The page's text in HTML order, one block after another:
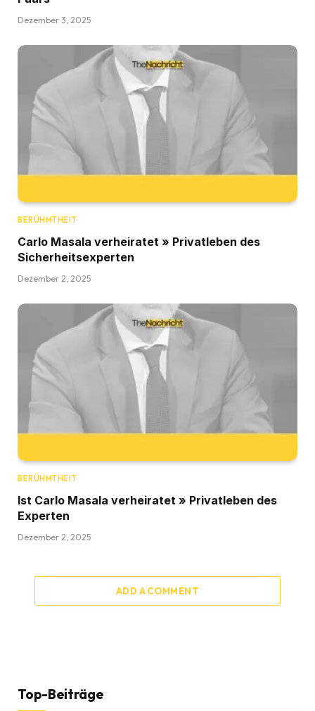
Dezember 3, 2025
BERÜHMTHEIT
Carlo Masala verheiratet » Privatleben des
Sicherheitsexperten
Dezember 2, 2025
BERÜHMTHEIT
Ist Carlo Masala verheiratet » Privatleben des
Experten
Dezember 2, 2025
ADD A COMMENT
Top-Beiträge